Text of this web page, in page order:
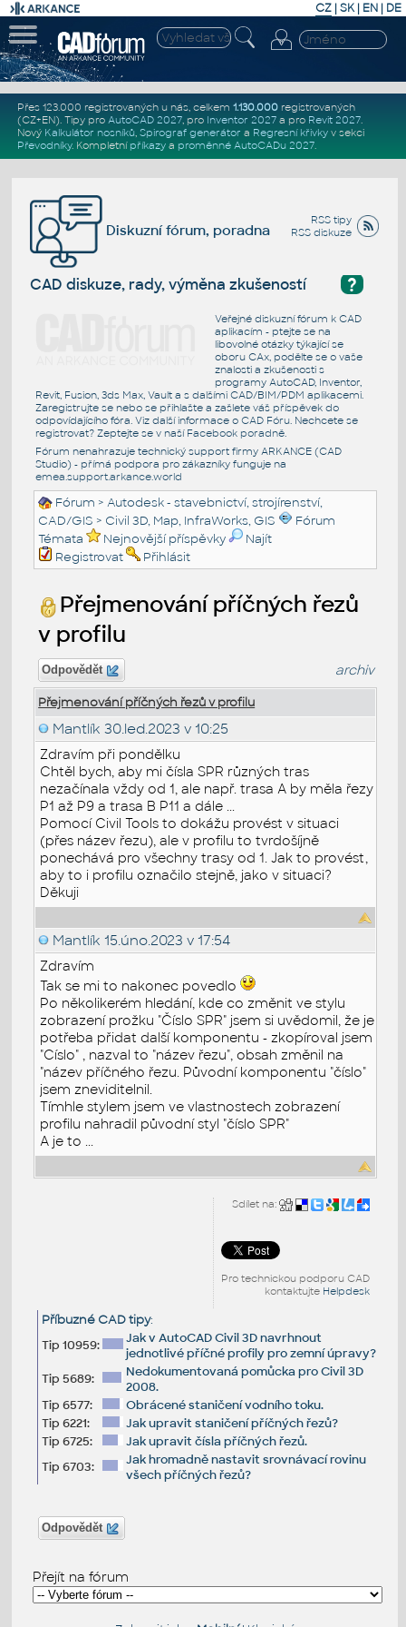
CZ | SK| EN | DE
Přes 123.000 registrovaných u nás, celkem 1.130.000registrovaných
(CZ+EN). Tipy pro AutoCAD 2027, pro Inventor 2027a pro Revit 2027.
Nový Kalkulátor nosníků, Spirograf generátor a Regresní křivkyv sekci
Převodníky. Kompletní příkazya proměnné AutoCADu 2027.
RSS tipy
RSS diskuze
Diskuzní fórum, poradna
?
CAD diskuze, rady, výměna zkušeností
Veřejné diskuzní fórum k CAD
aplikacím - ptejte se na
libovolné otázky týkající se
oboru CAx, podělte se o vaše
znalosti a zkušenosti s
programy AutoCAD, Inventor,
Revit, Fusion, 3ds Max, Vault a s dalšími CAD/BIM/PDM aplikacemi.
Zaregistrujte se nebo se přihlašte a zašlete váš příspěvek do
odpovídajícího fóra. Viz další informace o CAD Fóru. Nechcete se
registrovat? Zeptejte se v naší Facebook poradně.
Fórum nenahrazuje technický support firmy ARKANCE (CAD
Studio) - přímá podpora pro zákazníky funguje na
emea.support.arkance.world
Fórum >Autodesk - stavebnictví, strojírenství,
CAD/GIS > Civil 3D, Map, InfraWorks, GIS
Fórum
Témata
Nejnovější příspěvky
Najít
Registrovat
Přihlásit
Přejmenování příčných řezů
v profilu
Odpovědět archiv
Přejmenování příčných řezů v profilu
Mantlík 30.led.2023 v 10:25
Zdravím při pondělku
Chtěl bych, aby mi čísla SPR různých tras
nezačínala vždy od 1, ale např. trasa A by měla řezy
P1 až P9 a trasa B P11 a dále ...
Pomocí Civil Tools to dokážu provést v situaci
(přes název řezu), ale v profilu to tvrdošíjně
ponechává pro všechny trasy od 1. Jak to provést,
aby to i profilu označilo stejně, jako v situaci?
Děkuji
Mantlík 15.úno.2023 v 17:54
Zdravím
Tak se mi to nakonec povedlo
Po několikerém hledání, kde co změnit ve stylu
zobrazení prožku "Číslo SPR" jsem si uvědomil, že je
potřeba přidat další komponentu - zkopíroval jsem
"Císlo" , nazval to "název řezu", obsah změnil na
"název příčného řezu. Původní komponentu "číslo"
jsem zneviditelnil.
Tímhle stylem jsem ve vlastnostech zobrazení
profilu nahradil původní styl "číslo SPR"
A je to ...
Sdílet na:
Pro technickou podporu CAD
kontaktujte Helpdesk
Příbuzné CAD tipy:
Tip 10959:
Jak v AutoCAD Civil 3D navrhnout
jednotlivé příčné profily pro zemní úpravy?
Tip 5689:
Nedokumentovaná pomůcka pro Civil 3D
2008.
Tip 6577:
Obrácené staničení vodního toku.
Tip 6221:
Jak upravit staničení příčných řezů?
Tip 6725:
Jak upravit čísla příčných řezů.
Tip 6703:
Jak hromadně nastavit srovnávací rovinu
všech příčných řezů?
Odpovědět
Přejít na fórum